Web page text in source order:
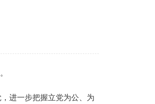
进一步把握立党为公、为